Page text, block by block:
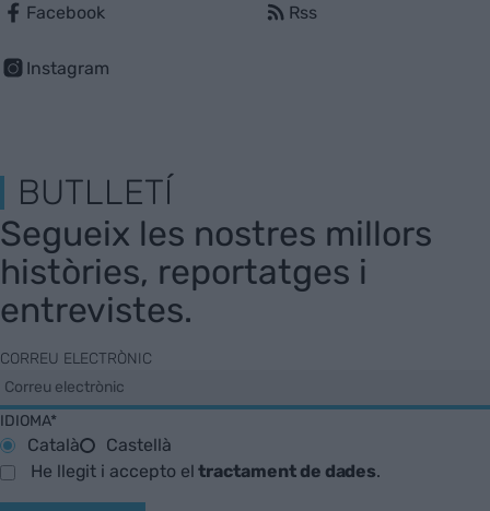
Facebook
Instagram
Rss
BUTLLETÍ
Segueix les nostres millors
històries, reportatges i
entrevistes.
CORREU ELECTRÒNIC
IDIOMA*
Català
Castellà
He llegit i accepto eltractament de dades.